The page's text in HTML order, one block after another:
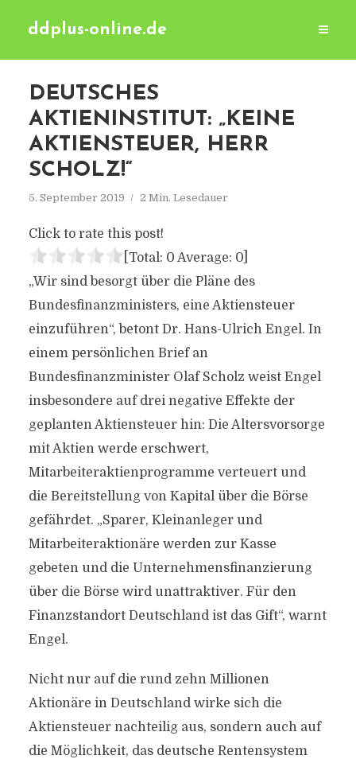
ddplus-online.de
DEUTSCHES
AKTIENINSTITUT: „KEINE
AKTIENSTEUER, HERR
SCHOLZ!“
5. September 2019 2 Min. Lesedauer
Click to rate this post!
[Total: 0 Average: 0]
„Wir sind besorgt über die Pläne des
Bundesfinanzministers, eine Aktiensteuer
einzuführen“, betont Dr. Hans-Ulrich Engel. In
einem persönlichen Brief an
Bundesfinanzminister Olaf Scholz weist Engel
insbesondere auf drei negative Effekte der
geplanten Aktiensteuer hin: Die Altersvorsorge
mit Aktien werde erschwert,
Mitarbeiteraktienprogramme verteuert und
die Bereitstellung von Kapital über die Börse
gefährdet. „Sparer, Kleinanleger und
Mitarbeiteraktionäre werden zur Kasse
gebeten und die Unternehmensfinanzierung
über die Börse wird unattraktiver. Für den
Finanzstandort Deutschland ist das Gift“, warnt
Engel.
Nicht nur auf die rund zehn Millionen
Aktionäre in Deutschland wirke sich die
Aktiensteuer nachteilig aus, sondern auch auf
die Möglichkeit, das deutsche Rentensystem